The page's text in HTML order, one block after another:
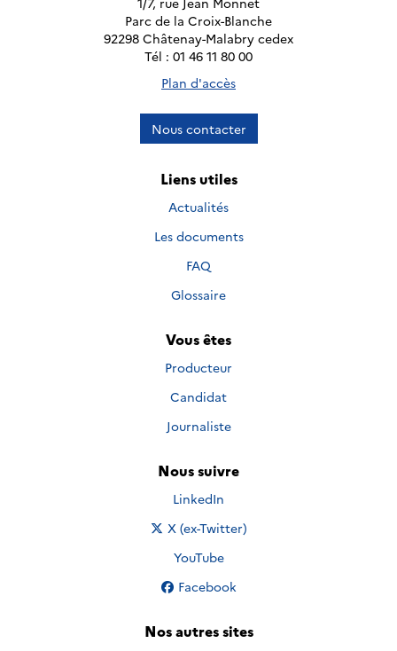
Parc de la Croix-Blanche
92298 Châtenay-Malabry cedex
Tél : 01 46 11 80 00
Plan d'accès
Nous contacter
Liens utiles
Actualités
Les documents
FAQ
Glossaire
Vous êtes
Producteur
Candidat
Journaliste
Nous suivre
Nous suivre sur
LinkedIn
Nous suivre sur
X (ex-Twitter)
Nous suivre sur
YouTube
Nous suivre sur
Facebook
Nos autres sites